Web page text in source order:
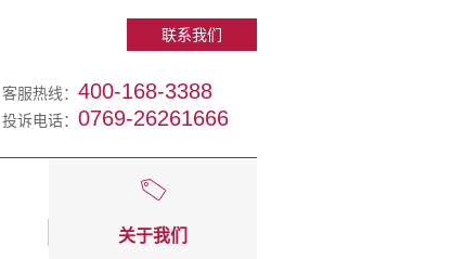
联系我们
客服热线： 400-168-3388
投诉电话： 0769-26261666
关于我们